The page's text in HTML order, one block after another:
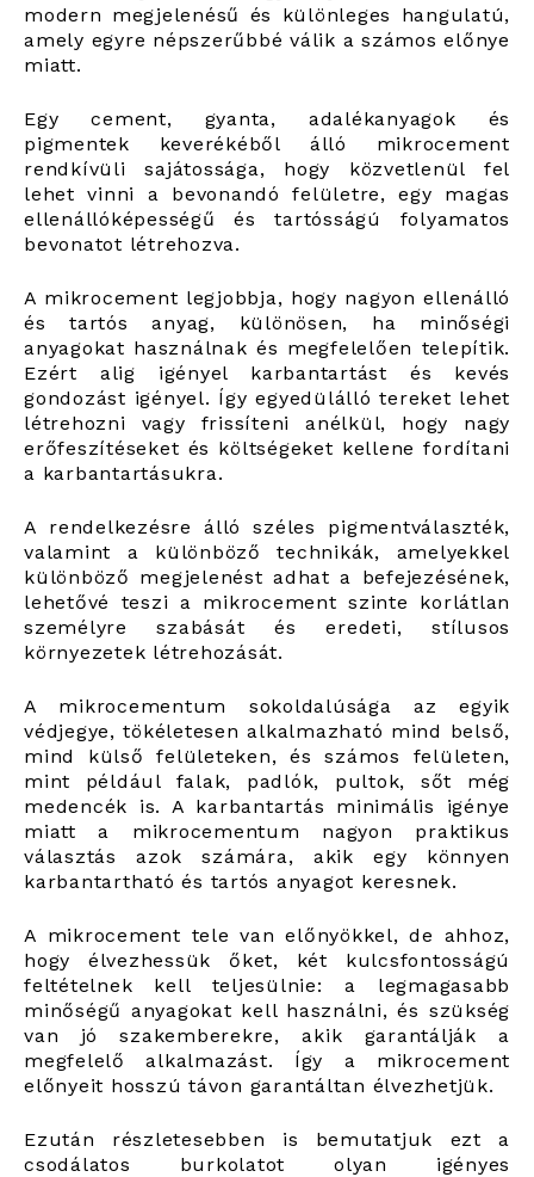
modern megjelenésű és különleges hangulatú,
amely egyre népszerűbbé válik a számos előnye
miatt.
Egy cement, gyanta, adalékanyagok és
pigmentek keverékéből álló mikrocement
rendkívüli sajátossága, hogy közvetlenül fel
lehet vinni a bevonandó felületre, egy magas
ellenállóképességű és tartósságú folyamatos
bevonatot létrehozva.
A mikrocement legjobbja, hogy nagyon ellenálló
és tartós anyag, különösen, ha minőségi
anyagokat használnak és megfelelően telepítik.
Ezért alig igényel karbantartást és kevés
gondozást igényel. Így egyedülálló tereket lehet
létrehozni vagy frissíteni anélkül, hogy nagy
erőfeszítéseket és költségeket kellene fordítani
a karbantartásukra.
A rendelkezésre álló széles pigmentválaszték,
valamint a különböző technikák, amelyekkel
különböző megjelenést adhat a befejezésének,
lehetővé teszi a mikrocement szinte korlátlan
személyre szabását és eredeti, stílusos
környezetek létrehozását.
A mikrocementum sokoldalúsága az egyik
védjegye, tökéletesen alkalmazható mind belső,
mind külső felületeken, és számos felületen,
mint például falak, padlók, pultok, sőt még
medencék is. A karbantartás minimális igénye
miatt a mikrocementum nagyon praktikus
választás azok számára, akik egy könnyen
karbantartható és tartós anyagot keresnek.
A mikrocement tele van előnyökkel, de ahhoz,
hogy élvezhessük őket, két kulcsfontosságú
feltételnek kell teljesülnie: a legmagasabb
minőségű anyagokat kell használni, és szükség
van jó szakemberekre, akik garantálják a
megfelelő alkalmazást. Így a mikrocement
előnyeit hosszú távon garantáltan élvezhetjük.
Ezután részletesebben is bemutatjuk ezt a
csodálatos burkolatot olyan igényes